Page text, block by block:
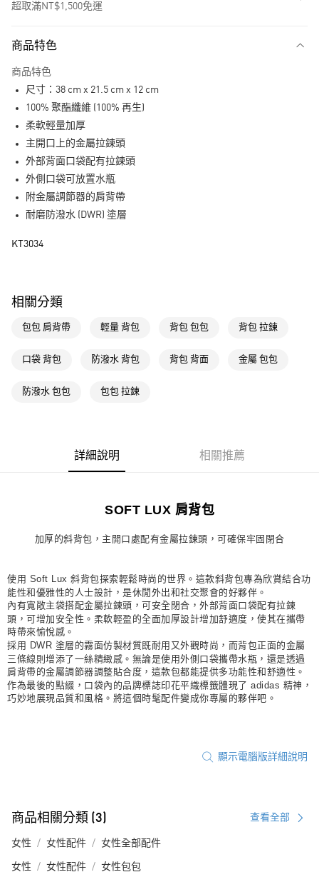
超取滿NT$1,500免運
LINE Pay
全家取貨付款
每筆NT$80，滿NT$1,500(含以上)免運費
付款後全家取貨
每筆NT$80，滿NT$1,500(含以上)免運費
付款後萊爾富取貨
每筆NT$80，滿NT$1,500(含以上)免運費
每筆NT$80，滿NT$1,500(含以上)免運費
商品特色
商品特色
尺寸：38 cm x 21.5 cm x 12 cm
100% 聚酯纖維 (100% 再生)
柔軟輕量加厚
主開口上的金屬拉鍊頭
外部背面口袋配有拉鍊頭
外側口袋可放置水瓶
附金屬調節器的肩背帶
耐磨防潑水 (DWR) 塗層
KT3034
相關分類
包包 肩背帶 輕量 背包 背包 包包 背包 拉鍊
口袋 背包 防潑水 背包 背包 背面 金屬 包包
防潑水 包包 包包 拉鍊
詳細說明 相關推薦
SOFT LUX 肩背包
加厚的斜背包，主開口處配有金屬拉鍊頭，可確保牢固閉合
使用 Soft Lux 斜背包探索輕鬆時尚的世界。這款斜背包專為欣賞結合功
能性和優雅性的人士設計，是休閒外出和社交聚會的好夥伴。
內有寬敞主袋搭配金屬拉鍊頭，可安全閉合，外部背面口袋配有拉鍊
頭，可增加安全性。柔軟輕盈的全面加厚設計增加舒適度，使其在攜帶
時帶來愉悅感。
採用 DWR 塗層的霧面仿製材質既耐用又外觀時尚，而背包正面的金屬
三條線則增添了一絲精緻感。無論是使用外側口袋攜帶水瓶，還是透過
肩背帶的金屬調節器調整貼合度，這款包都能提供多功能性和舒適性。
作為最後的點綴，口袋內的品牌標誌印花平織標籤體現了 adidas 精神，
巧妙地展現品質和風格。將這個時髦配件變成你專屬的夥伴吧。
顯示電腦版詳細說明
商品相關分類 (3) 查看全部
女性 女性配件 女性全部配件
女性 女性配件 女性包包